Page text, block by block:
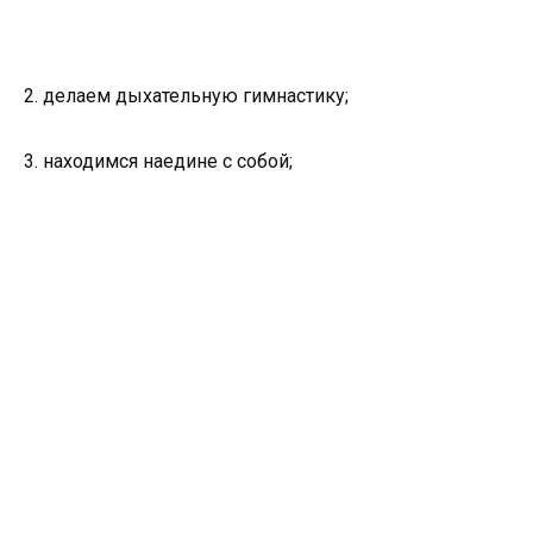
2. делаем дыхательную гимнастику;
3. находимся наедине с собой;